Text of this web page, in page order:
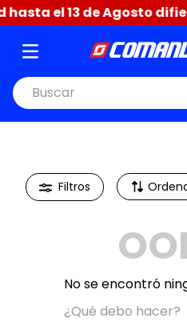
el 13 de Agosto
Buscar
No se encontró
¿Qué debo hacer?